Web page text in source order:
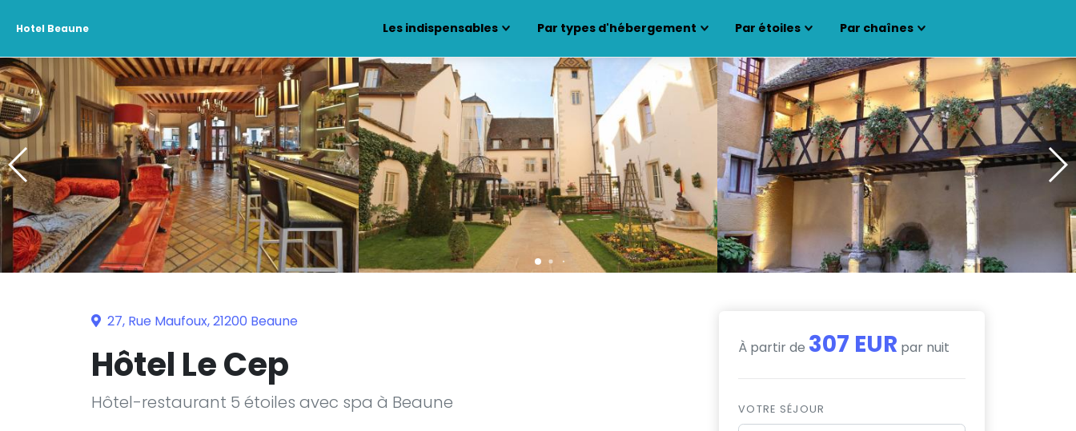
Hotel Beaune Les indispensables Par types d'hébergement Par étoiles Par chaînes
27, Rue Maufoux, 21200 Beaune
Hôtel Le Cep
Hôtel-restaurant 5 étoiles avec spa à Beaune
À partir de 307 EUR par nuit
VOTRE SÉJOUR